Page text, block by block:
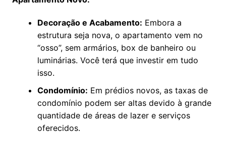
Decoração e Acabamento: Embora a
estrutura seja nova, o apartamento vem no
“osso”, sem armários, box de banheiro ou
luminárias. Você terá que investir em tudo
isso.
Condomínio: Em prédios novos, as taxas de
condomínio podem ser altas devido à grande
quantidade de áreas de lazer e serviços
oferecidos.